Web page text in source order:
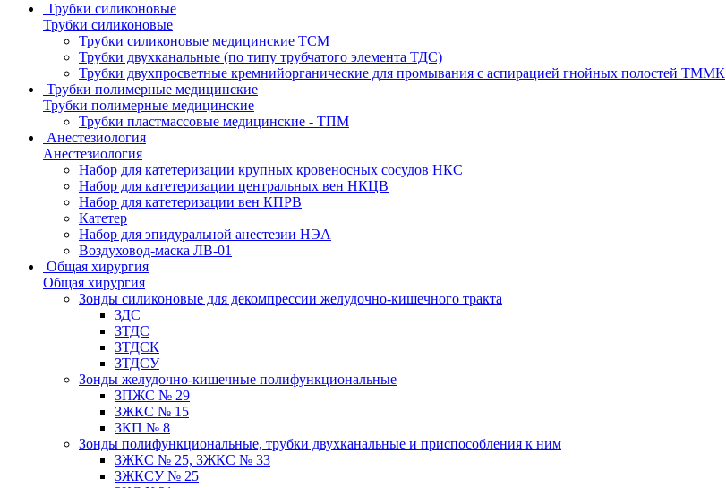
Трубки силиконовые
Трубки силиконовые
Трубки силиконовые медицинские ТСМ
Трубки двухканальные (по типу трубчатого элемента ТДС)
Трубки двухпросветные кремнийорганические для промывания с аспирацией гнойных полостей ТММК
Трубки полимерные медицинские
Трубки полимерные медицинские
Трубки пластмассовые медицинские - ТПМ
Анестезиология
Анестезиология
Набор для катетеризации крупных кровеносных сосудов НКС
Набор для катетеризации центральных вен НКЦВ
Набор для катетеризации вен КПРВ
Катетер
Набор для эпидуральной анестезии НЭА
Воздуховод-маска ЛВ-01
Общая хирургия
Общая хирургия
Зонды силиконовые для декомпрессии желудочно-кишечного тракта
ЗДС
ЗТДС
ЗТДСК
ЗТДСУ
Зонды желудочно-кишечные полифункциональные
ЗПЖС № 29
ЗЖКС № 15
ЗКП № 8
Зонды полифункциональные, трубки двухканальные и приспособления к ним
ЗЖКС № 25, ЗЖКС № 33
ЗЖКСУ № 25